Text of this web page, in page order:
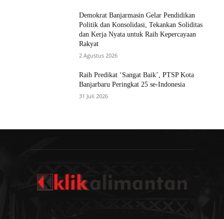
Demokrat Banjarmasin Gelar Pendidikan
Politik dan Konsolidasi, Tekankan Soliditas
dan Kerja Nyata untuk Raih Kepercayaan
Rakyat
2 Agustus 2026
Raih Predikat ‘Sangat Baik’, PTSP Kota
Banjarbaru Peringkat 25 se-Indonesia
31 Juli 2026